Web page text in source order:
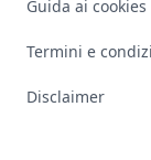
Guida ai cookies
Termini e
Disclaimer